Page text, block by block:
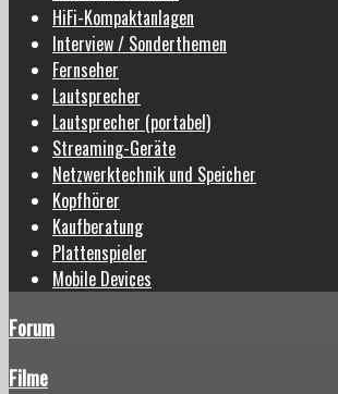
HiFi-Kompaktanlagen
Interview / Sonderthemen
Fernseher
Lautsprecher
Lautsprecher (portabel)
Streaming-Geräte
Netzwerktechnik und Speicher
Kopfhörer
Kaufberatung
Plattenspieler
Mobile Devices
Forum
Filme